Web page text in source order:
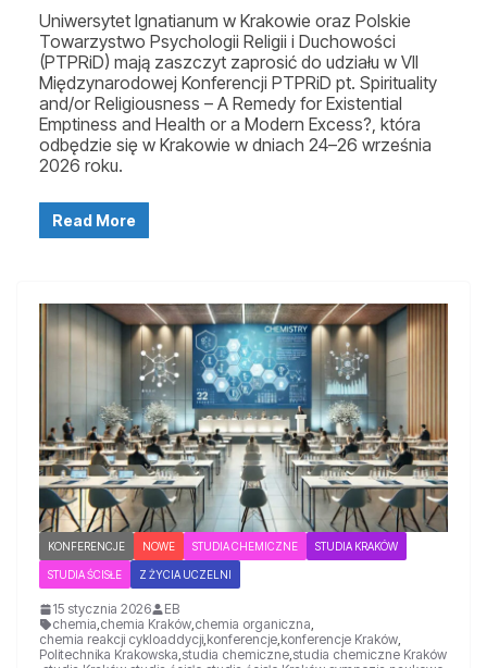
Uniwersytet Ignatianum w Krakowie oraz Polskie
Towarzystwo Psychologii Religii i Duchowości
(PTPRiD) mają zaszczyt zaprosić do udziału w VII
Międzynarodowej Konferencji PTPRiD pt. Spirituality
and/or Religiousness – A Remedy for Existential
Emptiness and Health or a Modern Excess?, która
odbędzie się w Krakowie w dniach 24–26 września
2026 roku.
Read More
KONFERENCJE NOWE STUDIA CHEMICZNE STUDIA KRAKÓW
STUDIA ŚCISŁE Z ŻYCIA UCZELNI
15 stycznia 2026
EB
chemia chemia Kraków chemia organiczna
chemia reakcji cykloaddycji konferencje konferencje Kraków
Politechnika Krakowska studia chemiczne studia chemiczne Kraków